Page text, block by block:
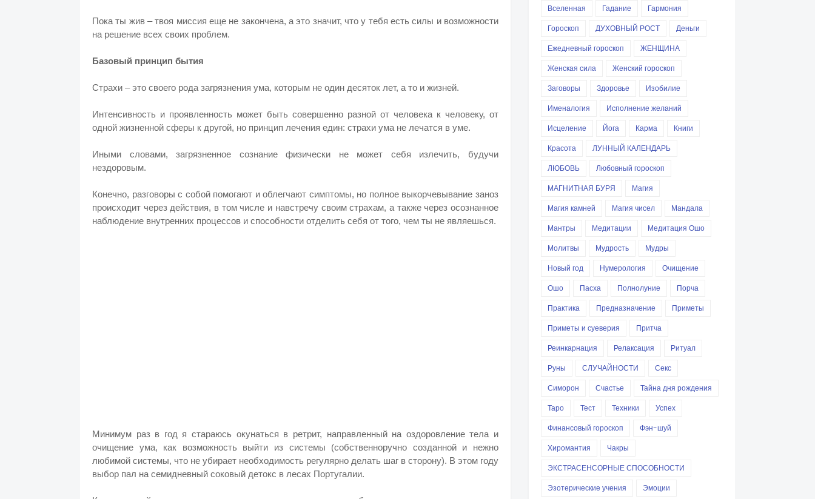
Пока ты жив – твоя миссия еще не закончена, а это значит, что у тебя есть силы и возможности
на решение всех своих проблем.
Базовый принцип бытия
Страхи – это своего рода загрязнения ума, которым не один десяток лет, а то и жизней.
Интенсивность и проявленность может быть совершенно разной от человека к человеку, от
одной жизненной сферы к другой, но принцип лечения един: страхи ума не лечатся в уме.
Иными словами, загрязненное сознание физически не может себя излечить, будучи
нездоровым.
Конечно, разговоры с собой помогают и облегчают симптомы, но полное выкорчевывание заноз
происходит через действия, в том числе и навстречу своим страхам, а также через осознанное
наблюдение внутренних процессов и способности отделить себя от того, чем ты не являешься.
Минимум раз в год я стараюсь окунаться в ретрит, направленный на оздоровление тела и
очищение ума, как возможность выйти из системы (собственноручно созданной и нежно
любимой системы, что не убирает необходимость регулярно делать шаг в сторону). В этом году
выбор пал на семидневный соковый детокс в лесах Португалии.
Вселенная
Гадание
Гармония
Гороскоп
ДУХОВНЫЙ РОСТ
Деньги
Ежедневный гороскоп
ЖЕНЩИНА
Женская сила
Женский гороскоп
Заговоры
Здоровье
Изобилие
Именалогия
Исполнение желаний
Исцеление
Йога Карма
Книги
Красота
ЛУННЫЙ КАЛЕНДАРЬ
ЛЮБОВЬ
Любовный гороскоп
МАГНИТНАЯ БУРЯ
Магия
Магия камней
Магия чисел
Мандала
Мантры
Медитации
Медитация Ошо
Молитвы
Мудрость
Мудры
Новый год
Нумерология
Очищение
Ошо
Пасха Полнолуние
Порча
Практика
Предназначение
Приметы
Приметы и суеверия
Притча
Реинкарнация
Релаксация
Ритуал
Руны
СЛУЧАЙНОСТИ
Секс
Симорон
Счастье
Тайна дня рождения
Таро
Тест Техники
Успех
Финансовый гороскоп
Фэн-шуй
Хиромантия
Чакры
ЭКСТРАСЕНСОРНЫЕ СПОСОБНОСТИ
Эзотерические учения
Эмоции